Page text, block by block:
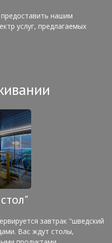
нашим
услуг, предлагаемых
завтрак "шведский
Вас ждут столы,